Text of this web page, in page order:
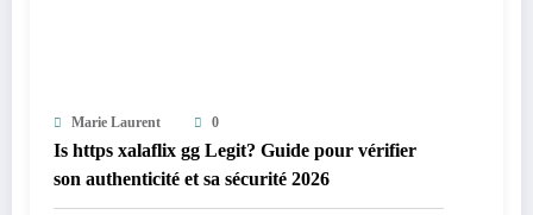
Marie Laurent 0
Is https xalaflix gg Legit? Guide pour vérifier
son authenticité et sa sécurité 2026